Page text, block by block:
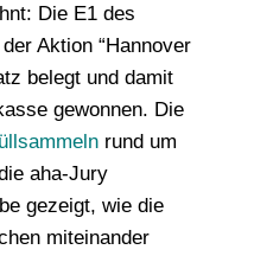
Die E1 des
Aktion “Hannover
belegt und damit
gewonnen. Die
rund um
aha-Jury
gezeigt, wie die
miteinander